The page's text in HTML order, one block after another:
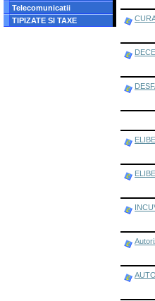
Telecomunicatii
TIPIZATE SI TAXE